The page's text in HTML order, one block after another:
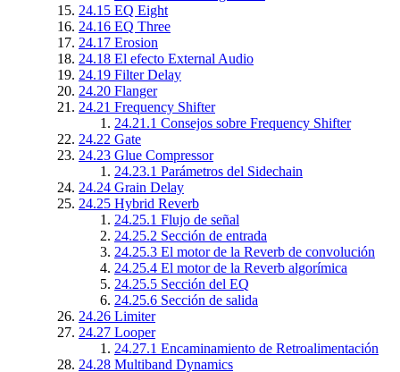
24.15 EQ Eight
24.16 EQ Three
24.17 Erosion
24.18 El efecto External Audio
24.19 Filter Delay
24.20 Flanger
24.21 Frequency Shifter
24.21.1 Consejos sobre Frequency Shifter
24.22 Gate
24.23 Glue Compressor
24.23.1 Parámetros del Sidechain
24.24 Grain Delay
24.25 Hybrid Reverb
24.25.1 Flujo de señal
24.25.2 Sección de entrada
24.25.3 El motor de la Reverb de convolución
24.25.4 El motor de la Reverb algorímica
24.25.5 Sección del EQ
24.25.6 Sección de salida
24.26 Limiter
24.27 Looper
24.27.1 Encaminamiento de Retroalimentación
24.28 Multiband Dynamics